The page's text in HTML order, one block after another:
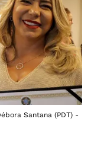
Santana (PDT) -